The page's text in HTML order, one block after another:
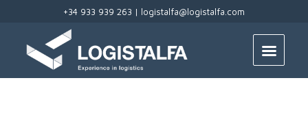
+34 933 939 263 | logistalfa@logistalfa.com